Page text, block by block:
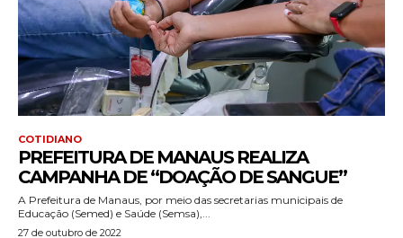
COTIDIANO
PREFEITURA DE MANAUS REALIZA
CAMPANHA DE “DOAÇÃO DE SANGUE”
A Prefeitura de Manaus, por meio das secretarias municipais de
Educação (Semed) e Saúde (Semsa),...
27 de outubro de 2022